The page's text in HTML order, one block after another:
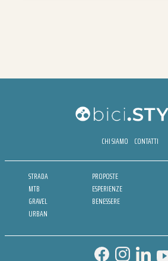
CHI SIAMO CONTATTI
STRADA
MTB
GRAVEL
URBAN
PROPOSTE
ESPERIENZE
BENESSERE